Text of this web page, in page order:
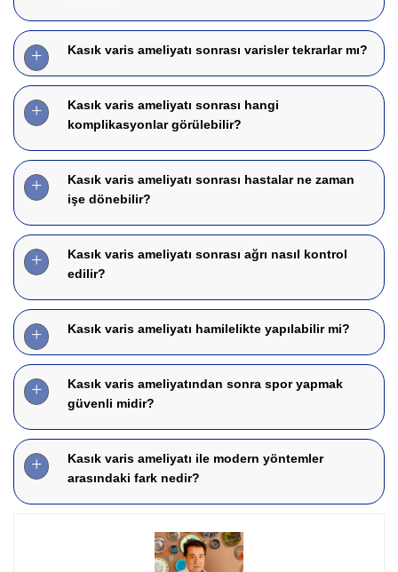
Kasık varis ameliyatı sonrası varisler tekrarlar mı?
Kasık varis ameliyatı sonrası hangi
komplikasyonlar görülebilir?
Kasık varis ameliyatı sonrası hastalar ne zaman
işe dönebilir?
Kasık varis ameliyatı sonrası ağrı nasıl kontrol
edilir?
Kasık varis ameliyatı hamilelikte yapılabilir mi?
Kasık varis ameliyatından sonra spor yapmak
güvenli midir?
Kasık varis ameliyatı ile modern yöntemler
arasındaki fark nedir?